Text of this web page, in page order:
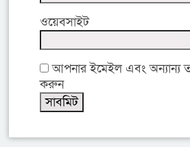
ওয়েবসাইট
আপনার ইমেইল এবং অন্যান্য
করুন